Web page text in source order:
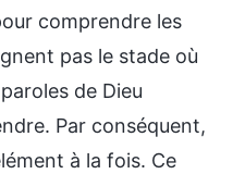
comprendre les
pas le stade où
de Dieu
Par conséquent,
à la fois. Ce